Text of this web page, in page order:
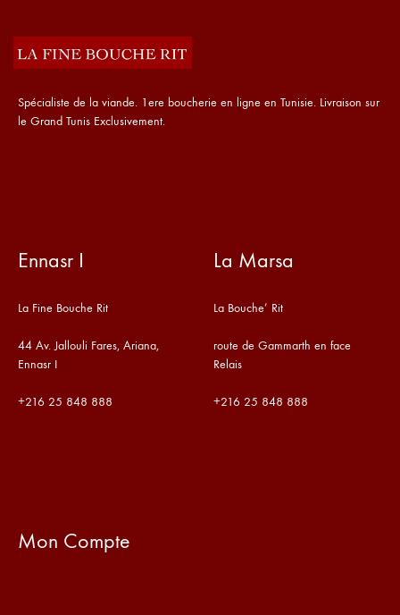
Spécialiste de la viande. 1ere boucherie en ligne en Tunisie. Livraison sur
le Grand Tunis Exclusivement.
Ennasr I
La Fine Bouche Rit
44 Av. Jallouli Fares, Ariana,
Ennasr I
+216 25 848 888
La Marsa
La Bouche’ Rit
route de Gammarth en face
Relais
+216 25 848 888
Mon Compte